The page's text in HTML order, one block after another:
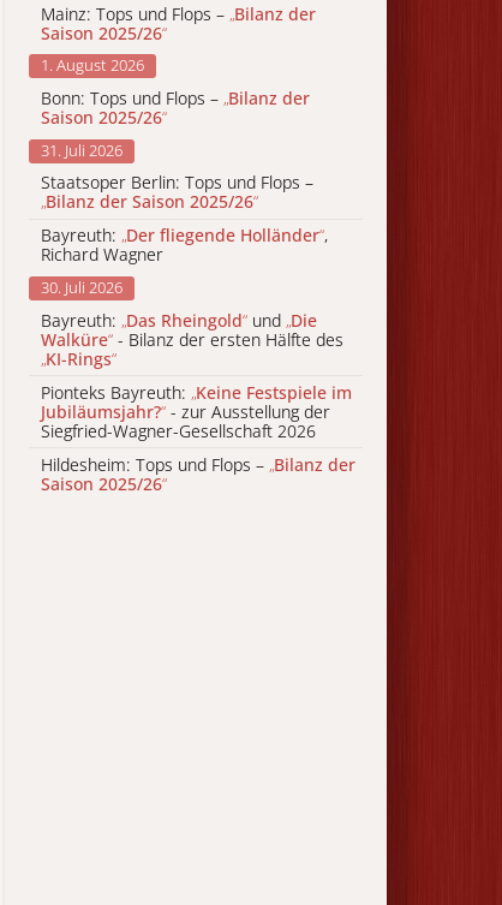
Mainz: Tops und Flops – „Bilanz der
Saison 2025/26“
1. August 2026
Bonn: Tops und Flops – „Bilanz der
Saison 2025/26“
31. Juli 2026
Staatsoper Berlin: Tops und Flops –
„Bilanz der Saison 2025/26“
Bayreuth: „Der fliegende Holländer“,
Richard Wagner
30. Juli 2026
Bayreuth: „Das Rheingold“ und „Die
Walküre“ - Bilanz der ersten Hälfte des
„KI-Rings“
Pionteks Bayreuth: „Keine Festspiele im
Jubiläumsjahr?“ - zur Ausstellung der
Siegfried-Wagner-Gesellschaft 2026
Hildesheim: Tops und Flops – „Bilanz der
Saison 2025/26“